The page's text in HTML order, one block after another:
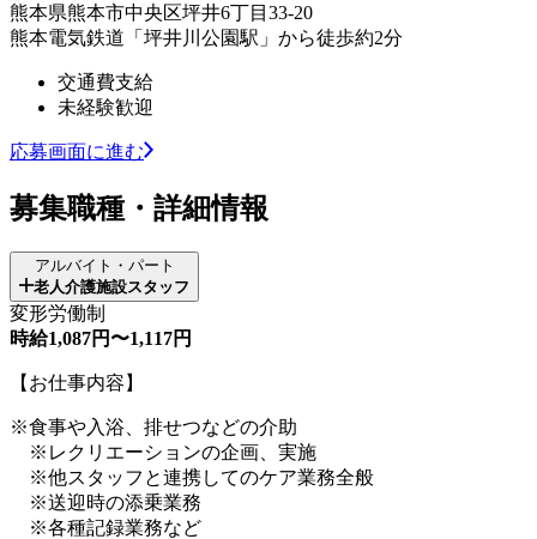
熊本県熊本市中央区坪井6丁目33-20
熊本電気鉄道「坪井川公園駅」から徒歩約2分
交通費支給
未経験歓迎
応募画面に進む
募集職種・詳細情報
アルバイト・パート
老人介護施設スタッフ
変形労働制
時給1,087円〜1,117円
【お仕事内容】
※食事や入浴、排せつなどの介助
※レクリエーションの企画、実施
※他スタッフと連携してのケア業務全般
※送迎時の添乗業務
※各種記録業務など